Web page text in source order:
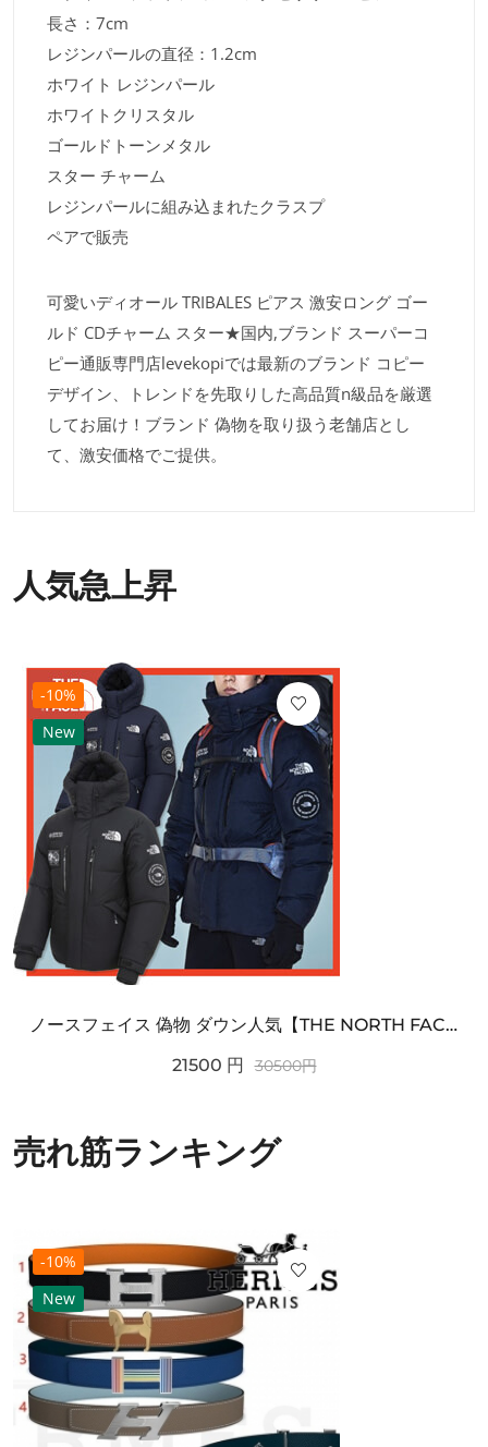
長さ：7cm
レジンパールの直径：1.2cm
ホワイト レジンパール
ホワイトクリスタル
ゴールドトーンメタル
スター チャーム
レジンパールに組み込まれたクラスプ
ペアで販売
可愛いディオール TRIBALES ピアス 激安ロング ゴー
ルド CDチャーム スター★国内,ブランド スーパーコ
ピー通販専門店levekopiでは最新のブランド コピー
デザイン、トレンドを先取りした高品質n級品を厳選
してお届け！ブランド 偽物を取り扱う老舗店とし
て、激安価格でご提供。
人気急上昇
-10%
New
ノースフェイス 偽物 ダウン人気【THE NORTH FACE】M'S 7 SUMMIT HIM...
21500 円 30500円
売れ筋ランキング
-10%
New